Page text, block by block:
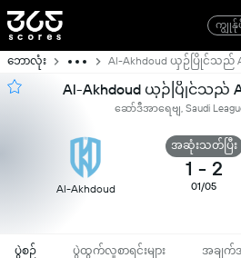
ကျွုန်ု
ဘောလုံး Al-Akhdoud ယှဉ်ပြိုင်သည်
Al-Akhdoud ယှဉ်ပြိုင်သည် Al
ဆော်ဒီအာရေဗျ, Saudi
Al-Akhdoud
အဆုံးသတ်ပြီး
1 - 2
01/05
ပွဲစဉ် ပွဲထွက်လူစာရင်းများ အချက်